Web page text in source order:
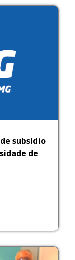
subsídio
de